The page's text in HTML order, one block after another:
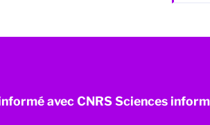
avec CNRS Sciences